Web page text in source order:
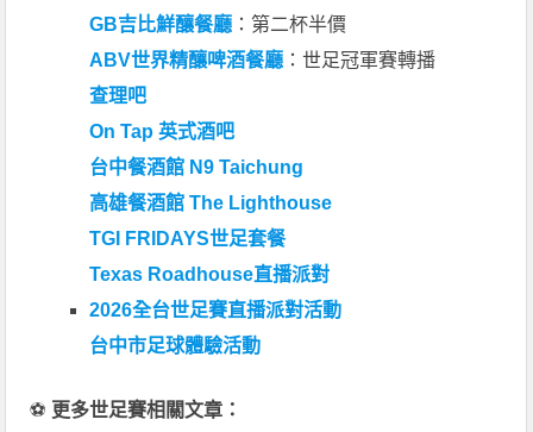
GB吉比鮮釀餐廳 ：第二杯半價
ABV世界精釀啤酒餐廳 ：世足冠軍賽轉播
查理吧
On Tap 英式酒吧
台中餐酒館 N9 Taichung
高雄餐酒館 The Lighthouse
TGI FRIDAYS世足套餐
Texas Roadhouse直播派對
2026全台世足賽直播派對活動
台中市足球體驗活動
⚽ 更多世足賽相關文章：